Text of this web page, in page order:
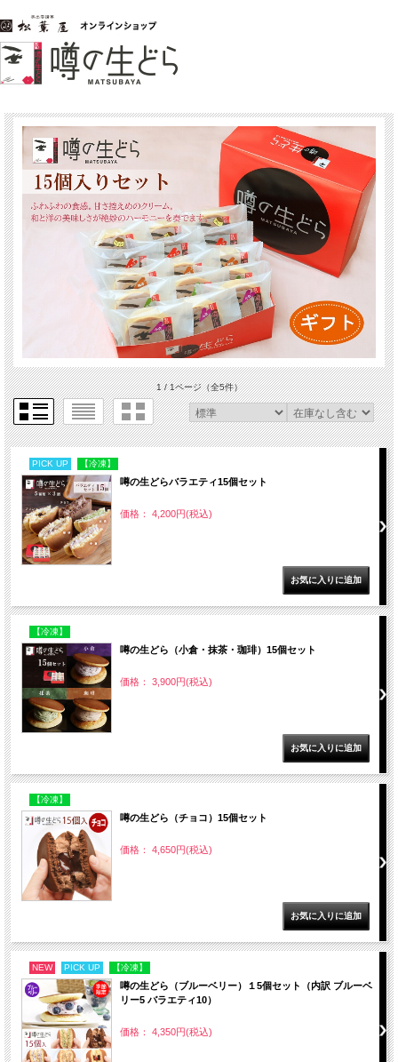
1 / 1ページ（全5件）
PICK UP 【冷凍】
噂の生どらバラエティ15個セット
価格： 4,200円(税込)
【冷凍】
噂の生どら（小倉・抹茶・珈琲）15個セット
価格： 3,900円(税込)
【冷凍】
噂の生どら（チョコ）15個セット
価格： 4,650円(税込)
NEW PICK UP 【冷凍】
噂の生どら（ブルーベリー）１5個セット（内訳 ブルーベ
リー5 バラエティ10）
価格： 4,350円(税込)